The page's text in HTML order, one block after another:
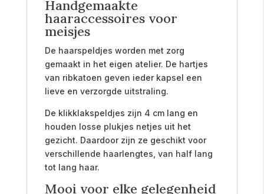
Handgemaakte
haaraccessoires voor
meisjes
De haarspeldjes worden met zorg
gemaakt in het eigen atelier. De hartjes
van ribkatoen geven ieder kapsel een
lieve en verzorgde uitstraling.
De klikklakspeldjes zijn 4 cm lang en
houden losse plukjes netjes uit het
gezicht. Daardoor zijn ze geschikt voor
verschillende haarlengtes, van half lang
tot lang haar.
Mooi voor elke gelegenheid